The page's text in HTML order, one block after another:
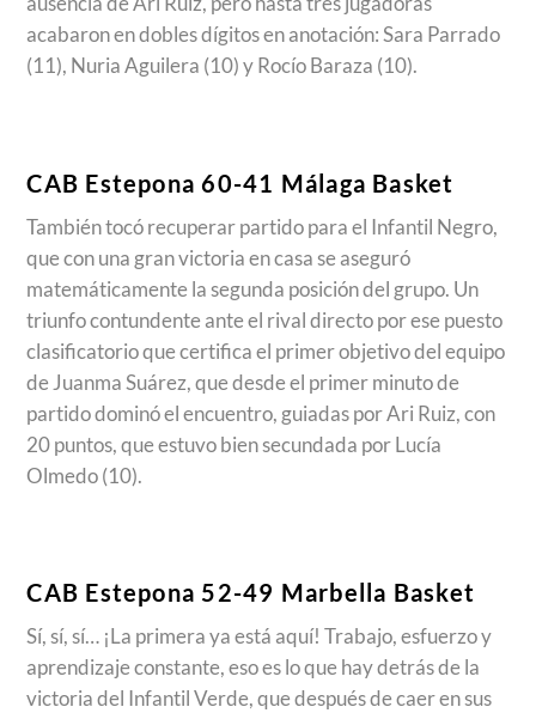
acabaron en dobles dígitos en anotación: Sara Parrado
(11), Nuria Aguilera (10) y Rocío Baraza (10).
CAB Estepona 60-41 Málaga Basket
También tocó recuperar partido para el Infantil Negro,
que con una gran victoria en casa se aseguró
matemáticamente la segunda posición del grupo. Un
triunfo contundente ante el rival directo por ese puesto
clasificatorio que certifica el primer objetivo del equipo
de Juanma Suárez, que desde el primer minuto de
partido dominó el encuentro, guiadas por Ari Ruiz, con
20 puntos, que estuvo bien secundada por Lucía
Olmedo (10).
CAB Estepona 52-49 Marbella Basket
Sí, sí, sí… ¡La primera ya está aquí! Trabajo, esfuerzo y
aprendizaje constante, eso es lo que hay detrás de la
victoria del Infantil Verde, que después de caer en sus